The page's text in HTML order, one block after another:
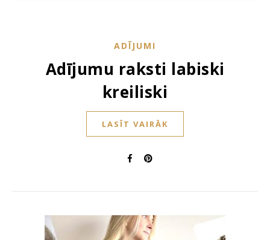
ADĪJUMI
Adījumu raksti labiski
kreiliski
LASĪT VAIRĀK